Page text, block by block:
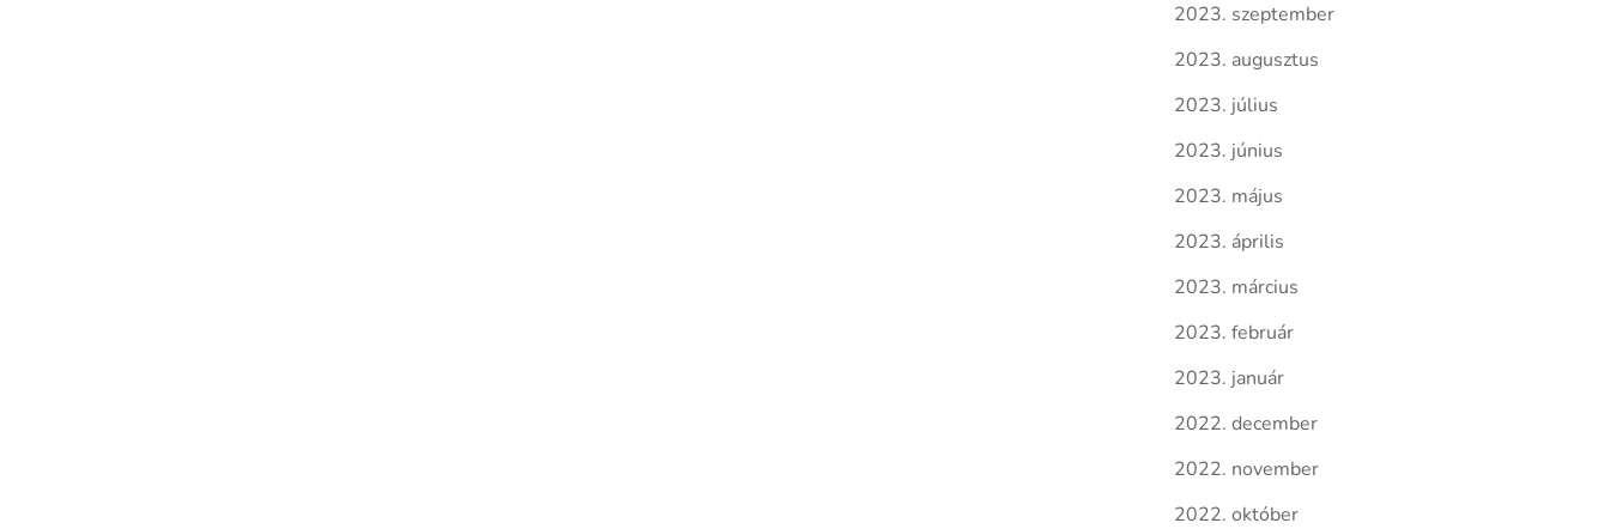
2023. szeptember
2023. augusztus
2023. július
2023. június
2023. május
2023. április
2023. március
2023. február
2023. január
2022. december
2022. november
2022. október